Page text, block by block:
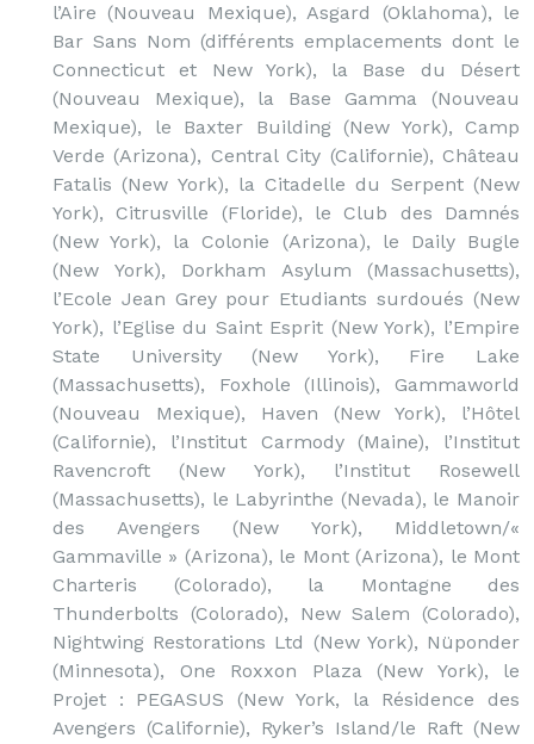
l’Aire (Nouveau Mexique), Asgard (Oklahoma), le
Bar Sans Nom (différents emplacements dont le
Connecticut et New York), la Base du Désert
(Nouveau Mexique), la Base Gamma (Nouveau
Mexique), le Baxter Building (New York), Camp
Verde (Arizona), Central City (Californie), Château
Fatalis (New York), la Citadelle du Serpent (New
York), Citrusville (Floride), le Club des Damnés
(New York), la Colonie (Arizona), le Daily Bugle
(New York), Dorkham Asylum (Massachusetts),
l’Ecole Jean Grey pour Etudiants surdoués (New
York), l’Eglise du Saint Esprit (New York), l’Empire
State University (New York), Fire Lake
(Massachusetts), Foxhole (Illinois), Gammaworld
(Nouveau Mexique), Haven (New York), l’Hôtel
(Californie), l’Institut Carmody (Maine), l’Institut
Ravencroft (New York), l’Institut Rosewell
(Massachusetts), le Labyrinthe (Nevada), le Manoir
des Avengers (New York), Middletown/«
Gammaville » (Arizona), le Mont (Arizona), le Mont
Charteris (Colorado), la Montagne des
Thunderbolts (Colorado), New Salem (Colorado),
Nightwing Restorations Ltd (New York), Nüponder
(Minnesota), One Roxxon Plaza (New York), le
Projet : PEGASUS (New York, la Résidence des
Avengers (Californie), Ryker’s Island/le Raft (New